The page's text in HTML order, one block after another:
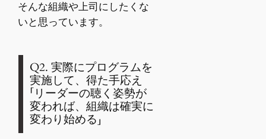
そんな組織や上司にしたくな
いと思っています。
Q2. 実際にプログラムを
実施して、得た手応え
「リーダーの聴く姿勢が
変われば、組織は確実に
変わり始める」